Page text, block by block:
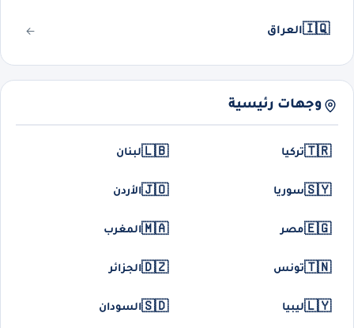
🇮🇶العراق
وجهات رئيسية
🇹🇷تركيا 🇱🇧لبنان
🇸🇾سوريا 🇯🇴الأردن
🇪🇬مصر 🇲🇦المغرب
🇹🇳تونس 🇩🇿الجزائر
🇱🇾ليبيا 🇸🇩السودان